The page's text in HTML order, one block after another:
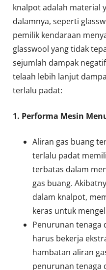
knalpot adalah material
dalamnya, seperti
pemilik kendaraan
glasswool yang tidak
sejumlah dampak
telaah lebih lanjut
terlalu padat:
1. Performa Mesin
Aliran gas buang
terlalu padat
terbatas dalam
gas buang.
dalam knalpot,
keras untuk
Penurunan tenaga
harus bekerja
hambatan aliran
penurunan tenaga